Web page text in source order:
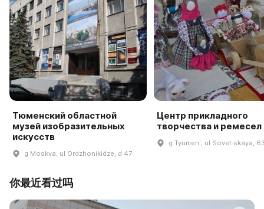
Тюменский областной
музей изобразительных
искусств
g Moskva, ul Ordzhonikidze, d 47
Центр прикладного
творчества и ремесел
g Tyumenʹ, ul ​Sovet·skaya,
你最近看过吗